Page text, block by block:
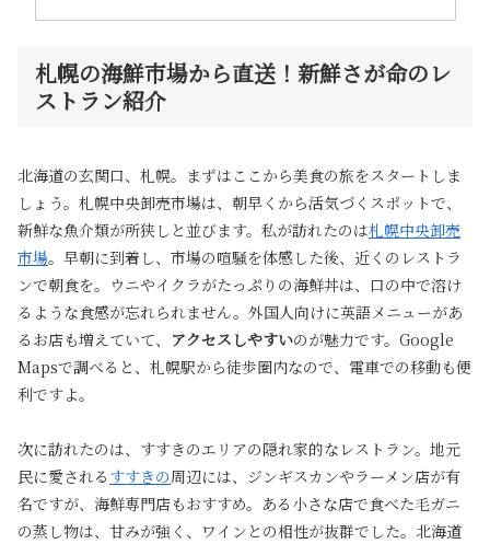
札幌の海鮮市場から直送！新鮮さが命のレ
ストラン紹介
北海道の玄関口、札幌。まずはここから美食の旅をスタートしま
しょう。札幌中央卸売市場は、朝早くから活気づくスポットで、
新鮮な魚介類が所狭しと並びます。私が訪れたのは札幌中央卸売
市場。早朝に到着し、市場の喧騒を体感した後、近くのレストラ
ンで朝食を。ウニやイクラがたっぷりの海鮮丼は、口の中で溶け
るような食感が忘れられません。外国人向けに英語メニューがあ
るお店も増えていて、 アクセスしやすいのが魅力です。Google
Mapsで調べると、札幌駅から徒歩圏内なので、電車での移動も便
利ですよ。
次に訪れたのは、すすきのエリアの隠れ家的なレストラン。地元
民に愛される すすきの周辺には、ジンギスカンやラーメン店が有
名ですが、海鮮専門店もおすすめ。ある小さな店で食べた毛ガニ
の蒸し物は、甘みが強く、ワインとの相性が抜群でした。北海道